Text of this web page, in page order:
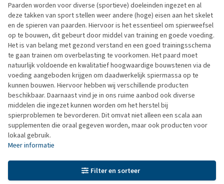
Paarden worden voor diverse (sportieve) doeleinden ingezet en al
deze takken van sport stellen weer andere (hoge) eisen aan het skelet
en de spieren van paarden. Hiervoor is het essentieel om spierweefsel
op te bouwen, dit gebeurt door middel van training en goede voeding.
Het is van belang met gezond verstand en een goed trainingsschema
te gaan trainen om overbelasting te voorkomen. Het paard moet
natuurlijk voldoende en kwalitatief hoogwaardige bouwstenen via de
voeding aangeboden krijgen om daadwerkelijk spiermassa op te
kunnen bouwen. Hiervoor hebben wij verschillende producten
beschikbaar. Daarnaast vind je in ons ruime aanbod ook diverse
middelen die ingezet kunnen worden om het herstel bij
spierproblemen te bevorderen. Dit omvat niet alleen een scala aan
supplementen die oraal gegeven worden, maar ook producten voor
lokaal gebruik.
Meer informatie
Filter en sorteer